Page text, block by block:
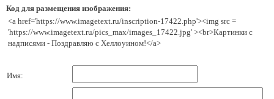
Код для размещения изображения:
<a href='https://www.imagetext.ru/inscription-17422.php'><img src =
'https://www.imagetext.ru/pics_max/images_17422.jpg' ><br>Картинки с
надписями - Поздравляю с Хеллоуином!</a>
Имя: